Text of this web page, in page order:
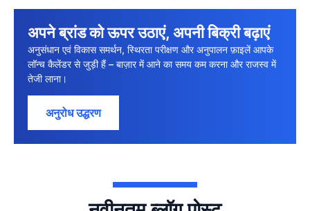
अपने ब्रांड को ऊपर उठाएं, अपनी बिक्री बढ़ाएं
अनुसंधान एवं विकास समर्थन, स्थिरता परीक्षण और अनुपालन फ़ाइलें आपके
लॉन्च कैलेंडर से जुड़ी हैं – बाज़ार में आने का समय कम करना और राजस्व में
तेजी लाना।
अनुरोध उद्धरण